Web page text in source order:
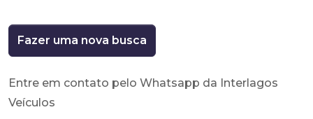
Fazer uma nova busca
Entre em contato pelo Whatsapp da Interlagos
Veículos